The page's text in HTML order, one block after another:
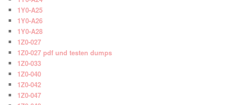
1Y0-A25
1Y0-A26
1Y0-A28
1Z0-027
1Z0-027 pdf und testen dumps
1Z0-033
1Z0-040
1Z0-042
1Z0-047